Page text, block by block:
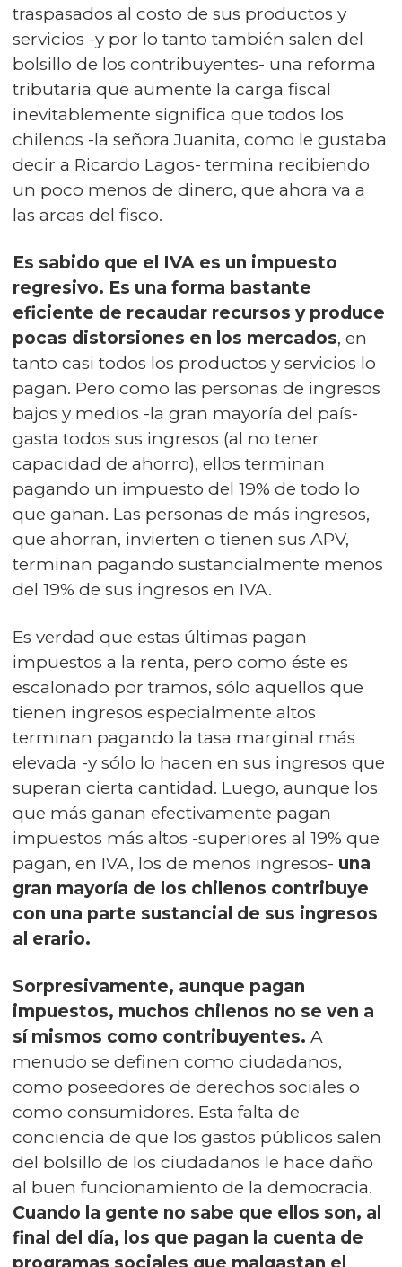
traspasados al costo de sus productos y
servicios -y por lo tanto también salen del
bolsillo de los contribuyentes- una reforma
tributaria que aumente la carga fiscal
inevitablemente significa que todos los
chilenos -la señora Juanita, como le gustaba
decir a Ricardo Lagos- termina recibiendo
un poco menos de dinero, que ahora va a
las arcas del fisco.
Es sabido que el IVA es un impuesto
regresivo. Es una forma bastante
eficiente de recaudar recursos y produce
pocas distorsiones en los mercados, en
tanto casi todos los productos y servicios lo
pagan. Pero como las personas de ingresos
bajos y medios -la gran mayoría del país-
gasta todos sus ingresos (al no tener
capacidad de ahorro), ellos terminan
pagando un impuesto del 19% de todo lo
que ganan. Las personas de más ingresos,
que ahorran, invierten o tienen sus APV,
terminan pagando sustancialmente menos
del 19% de sus ingresos en IVA.
Es verdad que estas últimas pagan
impuestos a la renta, pero como éste es
escalonado por tramos, sólo aquellos que
tienen ingresos especialmente altos
terminan pagando la tasa marginal más
elevada -y sólo lo hacen en sus ingresos que
superan cierta cantidad. Luego, aunque los
que más ganan efectivamente pagan
impuestos más altos -superiores al 19% que
pagan, en IVA, los de menos ingresos- una
gran mayoría de los chilenos contribuye
con una parte sustancial de sus ingresos
al erario.
Sorpresivamente, aunque pagan
impuestos, muchos chilenos no se ven a
sí mismos como contribuyentes. A
menudo se definen como ciudadanos,
como poseedores de derechos sociales o
como consumidores. Esta falta de
conciencia de que los gastos públicos salen
del bolsillo de los ciudadanos le hace daño
al buen funcionamiento de la democracia.
Cuando la gente no sabe que ellos son, al
final del día, los que pagan la cuenta de